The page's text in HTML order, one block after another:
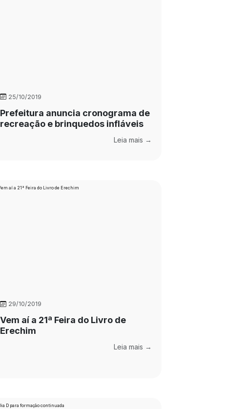
25/10/2019
Prefeitura anuncia cronograma de
recreação e brinquedos infláveis
Leia mais →
29/10/2019
Vem aí a 21ª Feira do Livro de
Erechim
Leia mais →